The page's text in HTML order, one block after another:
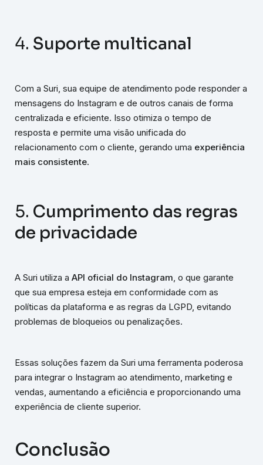
4. Suporte multicanal
Com a Suri, sua equipe de atendimento pode responder a
mensagens do Instagram e de outros canais de forma
centralizada e eficiente. Isso otimiza o tempo de
resposta e permite uma visão unificada do
relacionamento com o cliente, gerando uma experiência
mais consistente.
5. Cumprimento das regras
de privacidade
A Suri utiliza a API oficial do Instagram, o que garante
que sua empresa esteja em conformidade com as
políticas da plataforma e as regras da LGPD, evitando
problemas de bloqueios ou penalizações.
Essas soluções fazem da Suri uma ferramenta poderosa
para integrar o Instagram ao atendimento, marketing e
vendas, aumentando a eficiência e proporcionando uma
experiência de cliente superior.
Conclusão